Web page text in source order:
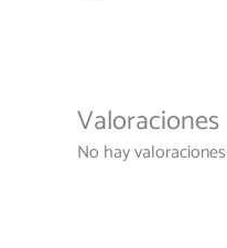
Valoraciones
No hay